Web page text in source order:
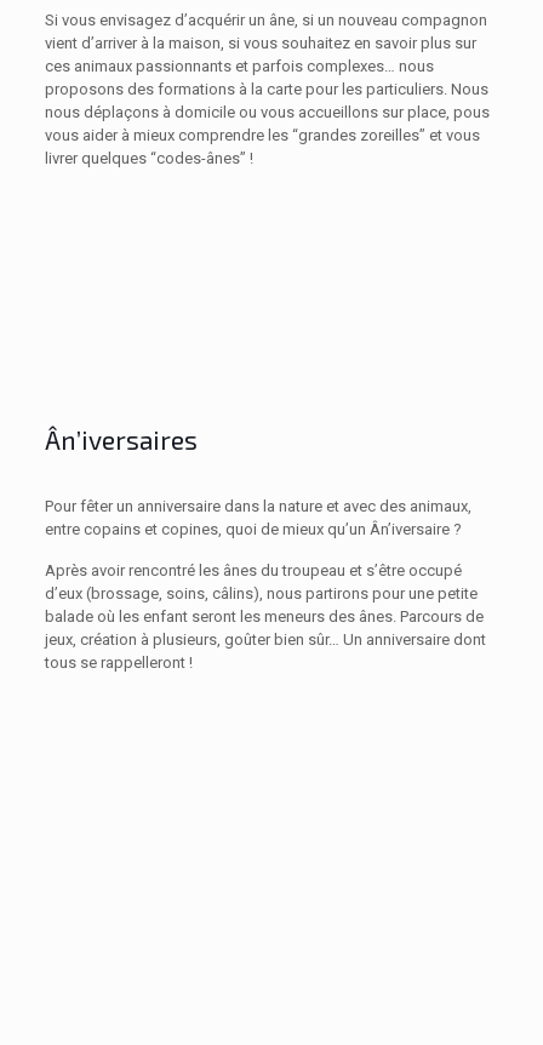
Si vous envisagez d’acquérir un âne, si un nouveau compagnon
vient d’arriver à la maison, si vous souhaitez en savoir plus sur
ces animaux passionnants et parfois complexes… nous
proposons des formations à la carte pour les particuliers. Nous
nous déplaçons à domicile ou vous accueillons sur place, pous
vous aider à mieux comprendre les “grandes zoreilles” et vous
livrer quelques “codes-ânes” !
Ân’iversaires
Pour fêter un anniversaire dans la nature et avec des animaux,
entre copains et copines, quoi de mieux qu’un Ân’iversaire ?
Après avoir rencontré les ânes du troupeau et s’être occupé
d’eux (brossage, soins, câlins), nous partirons pour une petite
balade où les enfant seront les meneurs des ânes. Parcours de
jeux, création à plusieurs, goûter bien sûr… Un anniversaire dont
tous se rappelleront !